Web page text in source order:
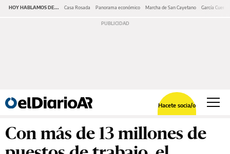
HOY HABLAMOS DE... Casa Rosada Panorama económico Marcha de San Cayetano García Cuerva
Hacete socia/o
Con más de 13 millones de